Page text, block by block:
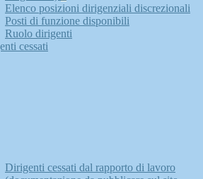
Elenco posizioni dirigenziali discrezionali
Posti di funzione disponibili
Ruolo dirigenti
cessati
Dirigenti cessati dal rapporto di lavoro